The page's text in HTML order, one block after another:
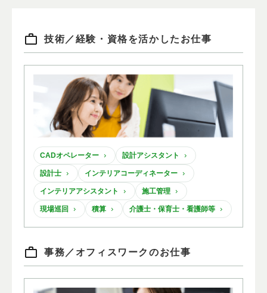
技術 ／ 経験・資格を活かしたお仕事
CADオペレーター 設計アシスタント
設計士 インテリアコーディネーター
インテリアアシスタント 施工管理
現場巡回 積算 介護士・保育士・看護師等
事務 ／ オフィスワークのお仕事